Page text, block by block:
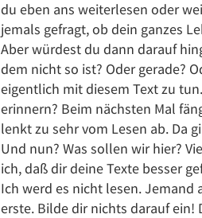
du eben ans weiterlesen oder
jemals gefragt, ob dein ganzes
Aber würdest du dann darauf
dem nicht so ist? Oder gerade?
eigentlich mit diesem Text zu
erinnern? Beim nächsten Mal
lenkt zu sehr vom Lesen ab. Da
Und nun? Was sollen wir hier?
ich, daß dir deine Texte besser
Ich werd es nicht lesen. Jemand
erste. Bilde dir nichts darauf ein!